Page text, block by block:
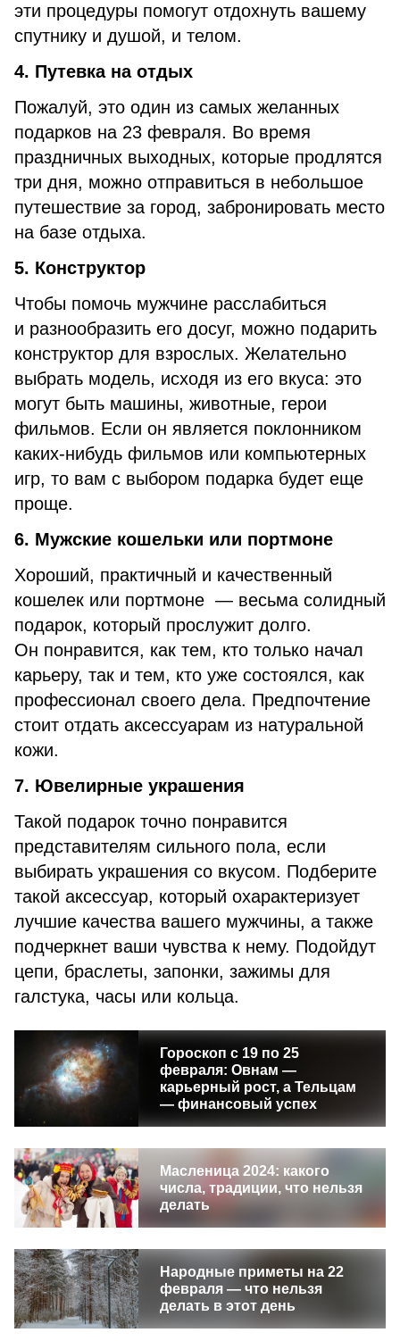
эти процедуры помогут отдохнуть вашему
спутнику и душой, и телом.
4. Путевка на отдых
Пожалуй, это один из самых желанных
подарков на 23 февраля. Во время
праздничных выходных, которые продлятся
три дня, можно отправиться в небольшое
путешествие за город, забронировать место
на базе отдыха.
5. Конструктор
Чтобы помочь мужчине расслабиться
и разнообразить его досуг, можно подарить
конструктор для взрослых. Желательно
выбрать модель, исходя из его вкуса: это
могут быть машины, животные, герои
фильмов. Если он является поклонником
каких-нибудь фильмов или компьютерных
игр, то вам с выбором подарка будет еще
проще.
6. Мужские кошельки или портмоне
Хороший, практичный и качественный
кошелек или портмоне — весьма солидный
подарок, который прослужит долго.
Он понравится, как тем, кто только начал
карьеру, так и тем, кто уже состоялся, как
профессионал своего дела. Предпочтение
стоит отдать аксессуарам из натуральной
кожи.
7. Ювелирные украшения
Такой подарок точно понравится
представителям сильного пола, если
выбирать украшения со вкусом. Подберите
такой аксессуар, который охарактеризует
лучшие качества вашего мужчины, а также
подчеркнет ваши чувства к нему. Подойдут
цепи, браслеты, запонки, зажимы для
галстука, часы или кольца.
Гороскоп с 19 по 25
февраля: Овнам —
карьерный рост, а Тельцам
— финансовый успех
Масленица 2024: какого
числа, традиции, что нельзя
делать
Народные приметы на 22
февраля — что нельзя
делать в этот день